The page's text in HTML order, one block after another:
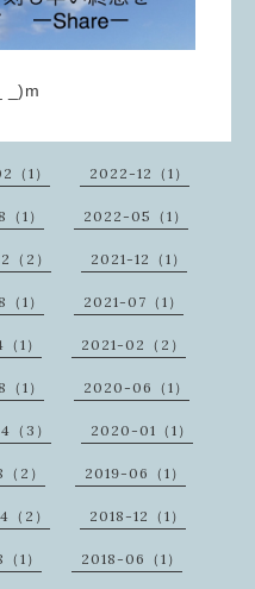
_)m
1） 2022-12（1）
1） 2022-05（1）
2） 2021-12（1）
1） 2021-07（1）
1） 2021-02（2）
1） 2020-06（1）
3） 2020-01（1）
2） 2019-06（1）
2） 2018-12（1）
1） 2018-06（1）